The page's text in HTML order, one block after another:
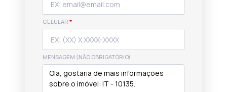
CELULAR *
MENSAGEM (NÃO OBRIGATÓRIO)